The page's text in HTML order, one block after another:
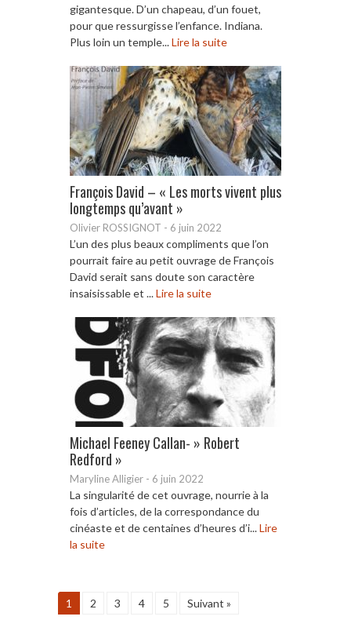
gigantesque. D’un chapeau, d’un fouet,
pour que ressurgisse l’enfance. Indiana.
Plus loin un temple...Lire la suite
François David – « Les morts vivent plus
longtemps qu’avant »
Olivier ROSSIGNOT - 6 juin 2022
L’un des plus beaux compliments que l’on
pourrait faire au petit ouvrage de François
David serait sans doute son caractère
insaisissable et ...Lire la suite
Michael Feeney Callan- » Robert
Redford »
Maryline Alligier - 6 juin 2022
La singularité de cet ouvrage, nourrie à la
fois d’articles, de la correspondance du
cinéaste et de centaines d’heures d’i...Lire
la suite
1 2 3 4 5 Suivant »